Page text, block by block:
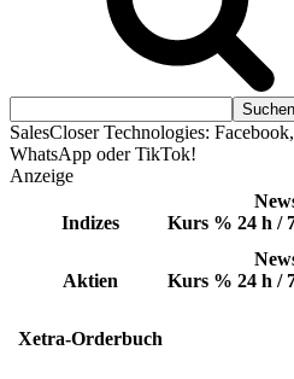
SalesCloser Technologies:
WhatsApp oder TikTok!
Anzeige
Indizes Kurs % 24 h /
Aktien Kurs % 24 h /
Xetra-Orderbuch